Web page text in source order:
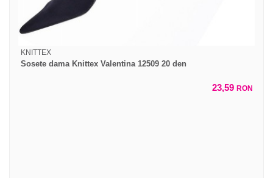
KNITTEX
Sosete dama Knittex Valentina 12509 20 den
23,59 RON